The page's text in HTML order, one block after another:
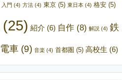
入門 (4) 方法(4) 東京(5) 東日本(4) 格安(5)
(25) 紹介 (6) 自作(8) 解説 (4) 鉄
電車(9) 音楽 (4) 首都圏 (5) 高校生 (6)